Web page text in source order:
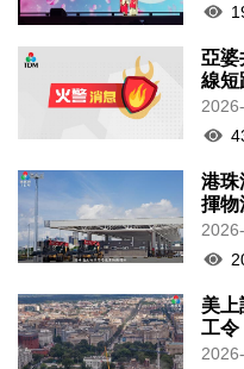
亞婆
線短
港珠
揮物
美
工令